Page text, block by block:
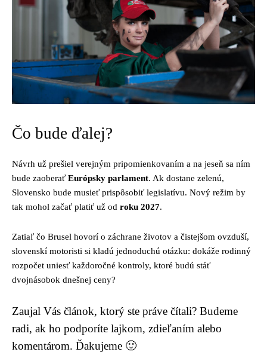
Čo bude ďalej?
Návrh už prešiel verejným pripomienkovaním a na jeseň sa ním
bude zaoberať Európsky parlament. Ak dostane zelenú,
Slovensko bude musieť prispôsobiť legislatívu. Nový režim by
tak mohol začať platiť už od roku 2027.
Zatiaľ čo Brusel hovorí o záchrane životov a čistejšom ovzduší,
slovenskí motoristi si kladú jednoduchú otázku: dokáže rodinný
rozpočet uniesť každoročné kontroly, ktoré budú stáť
dvojnásobok dnešnej ceny?
Zaujal Vás článok, ktorý ste práve čítali? Budeme
radi, ak ho podporíte lajkom, zdieľaním alebo
komentárom. Ďakujeme 🙂